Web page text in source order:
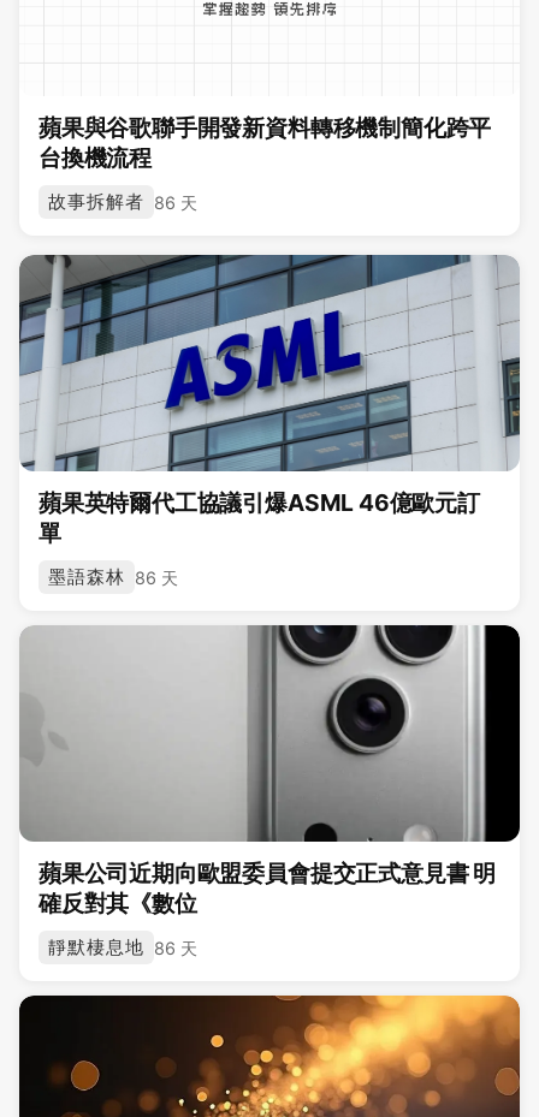
蘋果與谷歌聯手開發新資料轉移機制簡化跨平
台換機流程
故事拆解者 86 天
蘋果英特爾代工協議引爆ASML 46億歐元訂
單
墨語森林 86 天
蘋果公司近期向歐盟委員會提交正式意見書 明
確反對其《數位
靜默棲息地 86 天